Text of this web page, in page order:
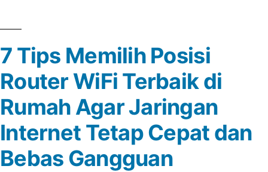
Anda”
KPR
yang
Tepat
Untuk
Anda
7 Tips Memilih Posisi
Router WiFi Terbaik di
Rumah Agar Jaringan
Internet Tetap Cepat dan
Bebas Gangguan